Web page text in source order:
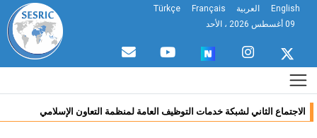
English العربية Français
Türkçe
الثاني لشبكة خدمات التوظيف العامة لمنظمة التعاون الإسلامي